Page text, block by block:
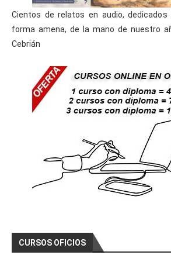
Cientos de relatos en audio,
forma amena, de la mano de nuestro
Cebrián
CURSOS OFICIOS